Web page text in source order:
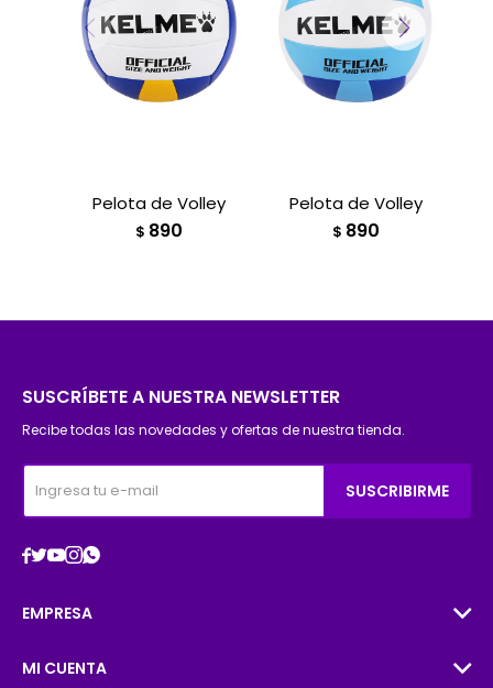
Pelota de Volley
$ 890
Pelota de Volley
$ 890
SUSCRÍBETE A NUESTRA NEWSLETTER
Recibe todas las novedades y ofertas de nuestra tienda.
SUSCRIBIRME

EMPRESA
MI CUENTA